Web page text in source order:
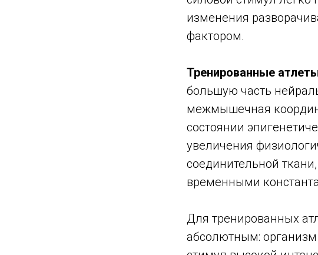
изменения
фактором.
Тренированные
большую часть
межмышечная
состоянии
увеличения
соединительной
временными
Для тренированных
абсолютным: